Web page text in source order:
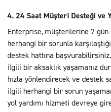
4. 24 Saat Müşteri Desteği ve
Enterprise, müşterilerine 7
herhangi bir sorunla
destek hattına
ilgili bir aksaklık yaşamanız
hızla yönlendirecek ve destek
ilgili herhangi bir sorun
yol yardımı hizmeti devreye